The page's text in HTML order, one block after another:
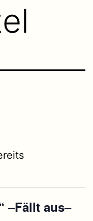
–Fällt aus–